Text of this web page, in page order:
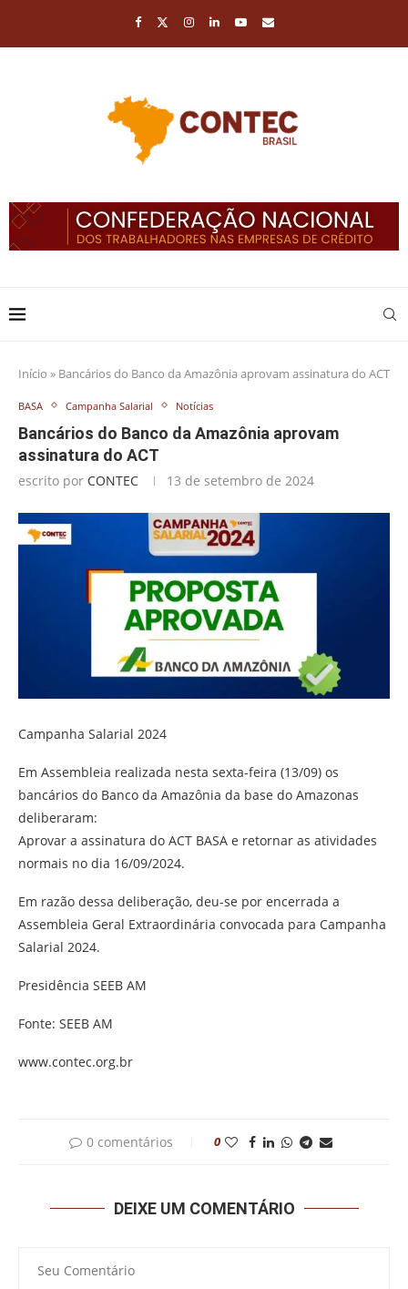
Início » Bancários do Banco da Amazônia aprovam assinatura do ACT
BASA Campanha Salarial Notícias
Bancários do Banco da Amazônia aprovam
assinatura do ACT
escrito por CONTEC 13 de setembro de 2024
Campanha Salarial 2024
Em Assembleia realizada nesta sexta-feira (13/09) os
bancários do Banco da Amazônia da base do Amazonas
deliberaram:
Aprovar a assinatura do ACT BASA e retornar as atividades
normais no dia 16/09/2024.
Em razão dessa deliberação, deu-se por encerrada a
Assembleia Geral Extraordinária convocada para Campanha
Salarial 2024.
Presidência SEEB AM
Fonte: SEEB AM
www.contec.org.br
0 comentários 0
DEIXE UM COMENTÁRIO